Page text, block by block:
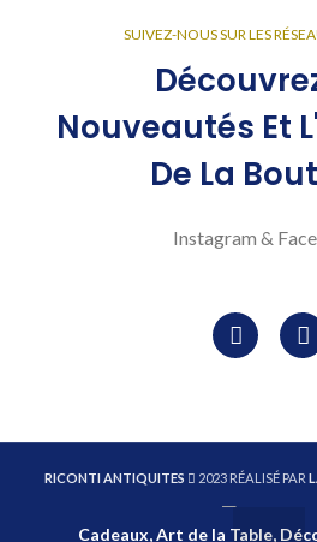
Cadeaux, Art de la Table,
SUIVEZ-NOUS SUR LES
Nouveautés Et
De La
Instagram &
RICONTI ANTIQUITES 2023 RÉALISÉ PAR